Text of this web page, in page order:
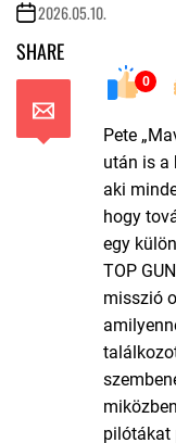
2026.05.10.
SHARE
0
Pete
után is a
aki
hogy
egy
TOP
misszió
pilótákat